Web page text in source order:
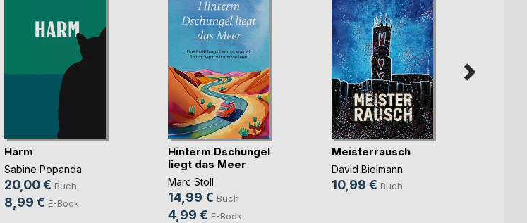
Harm
Sabine Popanda
20,00 € Buch
8,99 € E-Book
Hinterm Dschungel
liegt das Meer
Marc Stoll
14,99 € Buch
4,99 € E-Book
Meisterrausch
David Bielmann
10,99 € Buch